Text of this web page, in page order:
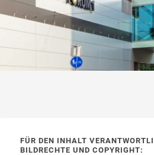
FÜR DEN INHALT
BILDRECHTE UND COPYRIGHT: